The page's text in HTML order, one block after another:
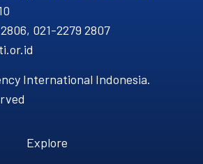
021-2279 2807
International Indonesia.
Explore